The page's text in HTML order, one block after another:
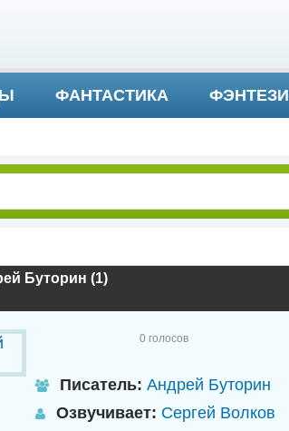
ФАНТАСТИКА ФЭНТЕЗИ
Буторин (1)
0 голосов
Писатель: Андрей Буторин
Озвучивает: Сергей Волков